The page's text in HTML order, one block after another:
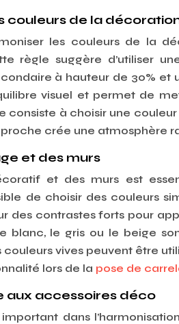
couleurs de la
les couleurs de la
règle suggère d’utiliser
à hauteur de 30% et
visuel et permet de
à choisir une
crée une atmosphère
et des murs
et des murs est
de choisir des couleurs
des contrastes forts pour
blanc, le gris ou le beige
vives peuvent être
lors de la pose de
aux accessoires déco
dans